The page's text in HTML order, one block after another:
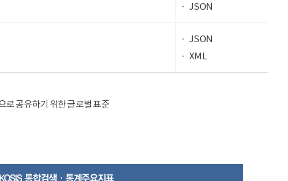
JSON
JSON
XML
공유하기 위한 글로벌 표준